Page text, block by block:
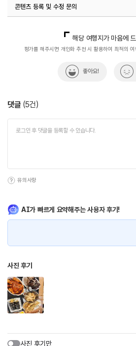
콘텐츠 등록 및 수정 문의
해당 여행지가 마음에
평가를 해주시면 개인화 추천 시 활용하여 최적의
좋아요!
댓글 (5건)
유의사항
AI가 빠르게 요약해주는 사용자 후기!
사진 후기
사진 후기만